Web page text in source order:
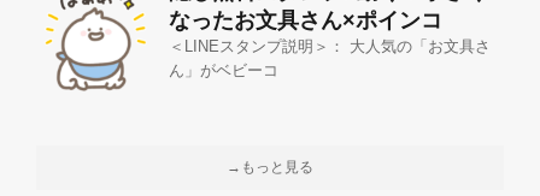
なったお文具さん×ポインコ
＜LINEスタンプ説明＞： 大人気の「お文具さ
ん」がベビーコ
→もっと見る